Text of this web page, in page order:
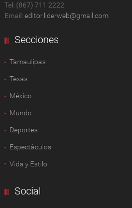
Tel: (867) 711 2222
Email: editor.liderweb@gmail.com
Secciones
Tamaulipas
Texas
México
Mundo
Deportes
Espectàculos
Vida y Estilo
Social